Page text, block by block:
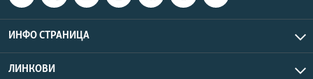
ИНФО СТРАНИЦА
ЛИНКОВИ